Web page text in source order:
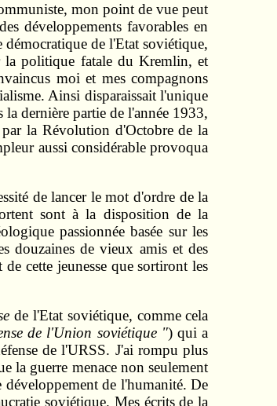
mon point de vue peut
développements favorables en
de l'Etat soviétique,
la politique fatale du Kremlin, et
moi et mes compagnons
Ainsi disparaissait l'unique
dernière partie de l'année 1933,
par la Révolution d'Octobre de la
aussi considérable provoqua
de lancer le mot d'ordre de la
sont à la disposition de la
passionnée basée sur les
douzaines de vieux amis et des
cette jeunesse que sortiront les
de l'Etat soviétique, comme cela
de l'Union soviétique ") qui a
de l'URSS. J'ai rompu plus
la guerre menace non seulement
développement de l'humanité. De
soviétique. Mes écrits de la